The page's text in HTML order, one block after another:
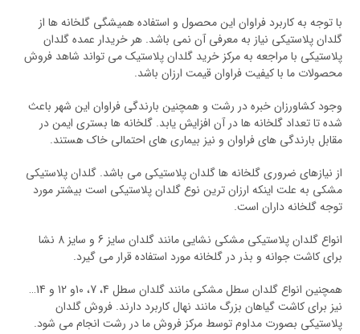
با توجه به کاربرد فراوان این محصول و استفاده همیشگی گلخانه ها از
گلدان پلاستیکی نیاز به معرفی آن نمی باشد. هر خریدار عمده گلدان
پلاستیکی با مراجعه به مرکز خرید گلدان پلاستیک می تواند شاهد فروش
محصولات ما با کیفیت فراوان قیمت ارزان باشد.
وجود کشاورزان خبره در رشت و همچنین بارندگی فراوان این شهر باعث
شده تا تعداد گلخانه ها در آن افزایش یابد. گلخانه ها بستری ایمن در
مقابل بارندگی های فراوان و نیز بیماری های احتمالی خاک هستند.
از نیازهای ضروری گلخانه ها گلدان پلاستیکی می باشد. گلدان پلاستیکی
مشکی به علت اینکه ارزان ترین نوع گلدان پلاستیکی است بیشتر مورد
توجه گلخانه داران است.
انواع گلدان پلاستیکی مشکی نشایی مانند گلدان سایز 6 و سایز 8 نشا
برای کاشت جوانه و بذر در گلخانه مورد استفاده قرار می گیرد.
همچنین انواع گلدان سطل مشکی مانند گلدان سطل 4، 7، 10و 12 و 14…
نیز برای کاشت گیاهان بزرگ مانند نهال کاربرد دارند. فروش گلدان
پلاستیکی بصورت مداوم توسط مرکز فروش ما در رشت انجام می شود.